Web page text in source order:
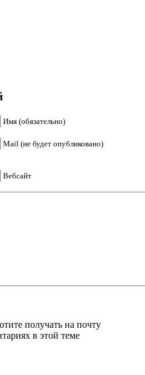
Имя (обязательно)
Mail (не будет опубликовано)
Вебсайт
получать на почту
в этой теме